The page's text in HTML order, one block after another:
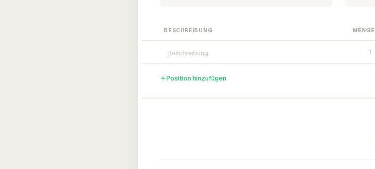
BESCHREIBUNG MENGE
Position hinzufügen